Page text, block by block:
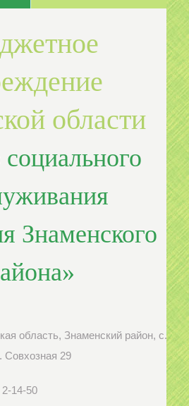
области
Знаменского
область, Знаменский район, с.
Совхозная 29
14-50